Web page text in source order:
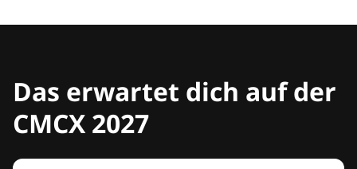
Das erwartet dich auf der
CMCX 2027